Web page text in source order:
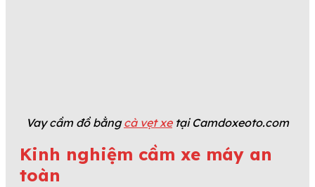
Vay cầm đồ bằngcà vẹt xetại Camdoxeoto.com
Kinh nghiệm cầm xe máy an
toàn